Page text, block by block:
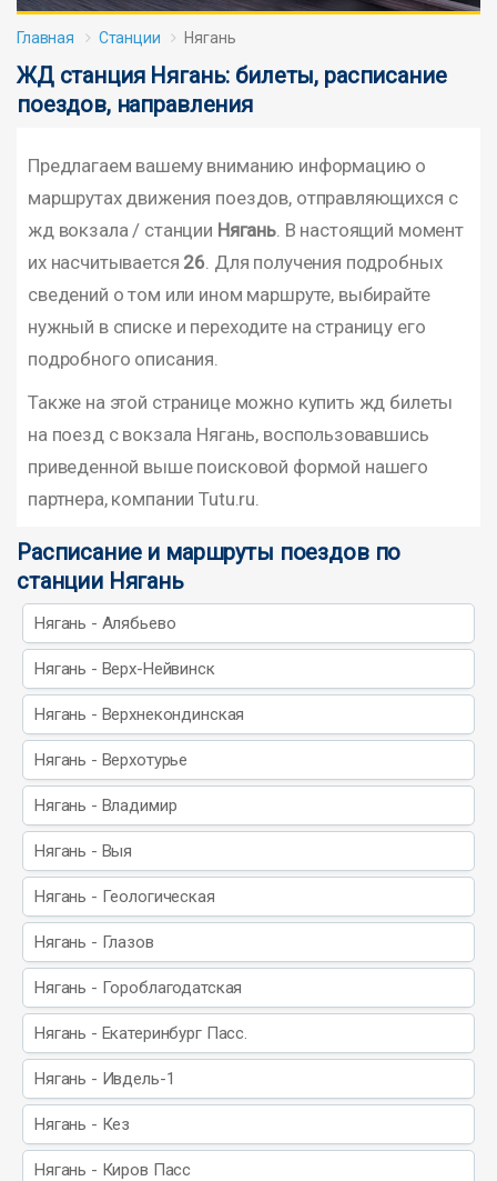
Главная Станции Нягань
ЖД станция Нягань: билеты, расписание
поездов, направления
Предлагаем вашему вниманию информацию о
маршрутах движения поездов, отправляющихся с
жд вокзала / станции Нягань. В настоящий момент
их насчитывается 26 . Для получения подробных
сведений о том или ином маршруте, выбирайте
нужный в списке и переходите на страницу его
подробного описания.
Также на этой странице можно купить жд билеты
на поезд с вокзала Нягань, воспользовавшись
приведенной выше поисковой формой нашего
партнера, компании Tutu.ru.
Расписание и маршруты поездов по
станции Нягань
Нягань - Алябьево
Нягань - Верх-Нейвинск
Нягань - Верхнекондинская
Нягань - Верхотурье
Нягань - Владимир
Нягань - Выя
Нягань - Геологическая
Нягань - Глазов
Нягань - Гороблагодатская
Нягань - Екатеринбург Пасс.
Нягань - Ивдель-1
Нягань - Кез
Нягань - Киров Пасс